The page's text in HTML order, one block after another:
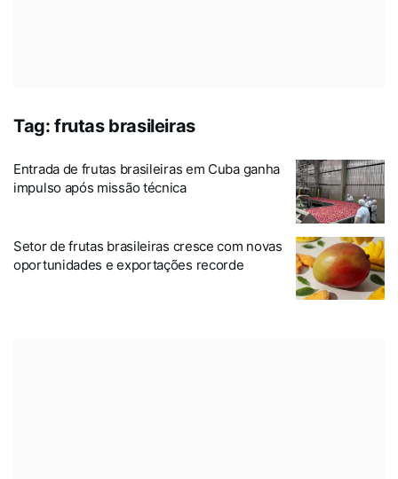
Tag: frutas brasileiras
Entrada de frutas brasileiras em Cuba ganha
impulso após missão técnica
Setor de frutas brasileiras cresce com novas
oportunidades e exportações recorde